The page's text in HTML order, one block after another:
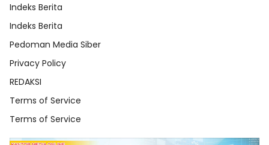
Indeks Berita
Indeks Berita
Pedoman Media Siber
Privacy Policy
REDAKSI
Terms of Service
Terms of Service